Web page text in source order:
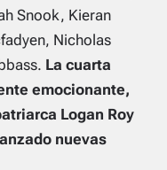
Snook, Kieran
Nicholas
La cuarta
emocionante,
Logan Roy
nuevas